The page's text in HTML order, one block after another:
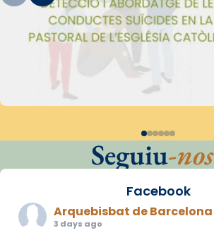
Seguiu-nos
Facebook
Arquebisbat de Barcelona
3 days ago